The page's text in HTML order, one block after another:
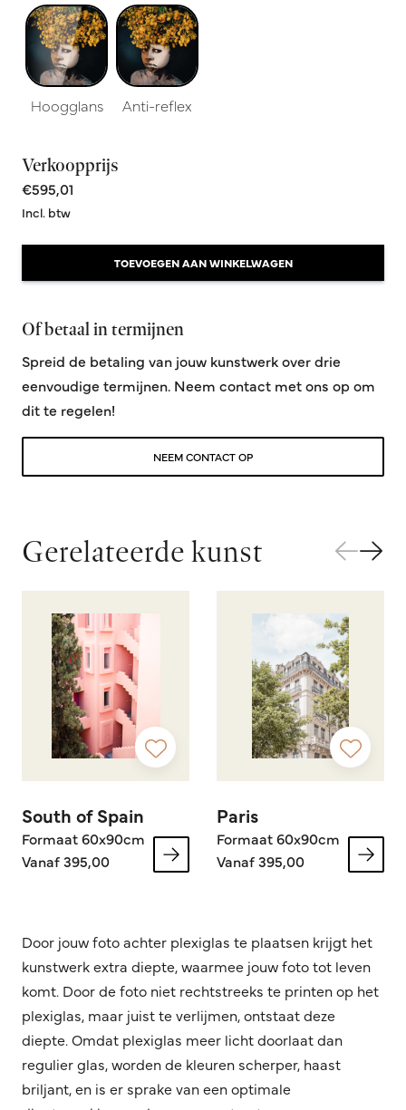
Hoogglans Anti-reflex
Verkoopprijs
€595,01
Incl. btw
TOEVOEGEN AAN WINKELWAGEN
Of betaal in termijnen
Spreid de betaling van jouw kunstwerk over drie
eenvoudige termijnen. Neem contact met ons op om
dit te regelen!
NEEM CONTACT OP
Gerelateerde kunst
South of Spain
Formaat 60x90cm
Vanaf 395,00
Paris
Formaat 60x90cm
Vanaf 395,00
Door jouw foto achter plexiglas te plaatsen krijgt het
kunstwerk extra diepte, waarmee jouw foto tot leven
komt. Door de foto niet rechtstreeks te printen op het
plexiglas, maar juist te verlijmen, ontstaat deze
diepte. Omdat plexiglas meer licht doorlaat dan
regulier glas, worden de kleuren scherper, haast
briljant, en is er sprake van een optimale